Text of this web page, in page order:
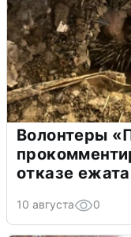
Волонтеры
отказе
10 августа 0